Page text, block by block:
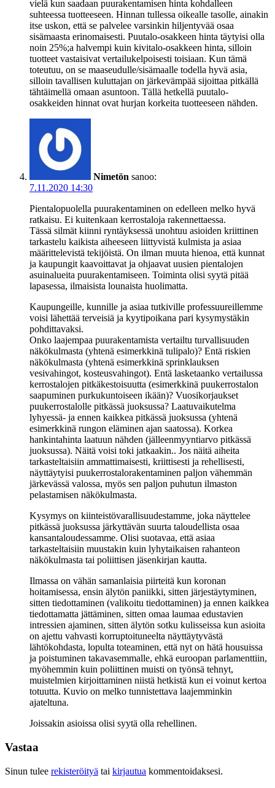
vielä kun saadaan puurakentamisen hinta kohdalleen
suhteessa tuotteeseen. Hinnan tullessa oikealle tasolle, ainakin
itse uskon, että se palvelee varsinkin hiljentyvää osaa
sisämaasta erinomaisesti. Puutalo-osakkeen hinta täytyisi olla
noin 25%;a halvempi kuin kivitalo-osakkeen hinta, silloin
tuotteet vastaisivat vertailukelpoisesti toisiaan. Kun tämä
toteutuu, on se maaseudulle/sisämaalle todella hyvä asia,
silloin tavallisen kuluttajan on järkevämpää sijoittaa pitkällä
tähtäimellä omaan asuntoon. Tällä hetkellä puutalo-
osakkeiden hinnat ovat hurjan korkeita tuotteeseen nähden.
Nimetön sanoo:
7.11.2020 14:30
Pientalopuolella puurakentaminen on edelleen melko hyvä
ratkaisu. Ei kuitenkaan kerrostaloja rakennettaessa.
Tässä silmät kiinni ryntäyksessä unohtuu asioiden kriittinen
tarkastelu kaikista aiheeseen liittyvistä kulmista ja asiaa
määrittelevistä tekijöistä. On ilman muuta hienoa, että kunnat
ja kaupungit kaavoittavat ja ohjaavat uusien pientalojen
asuinalueita puurakentamiseen. Toiminta olisi syytä pitää
lapasessa, ilmaisista lounaista huolimatta.
Kaupungeille, kunnille ja asiaa tutkiville professuureillemme
voisi lähettää terveisiä ja kyytipoikana pari kysymystäkin
pohdittavaksi.
Onko laajempaa puurakentamista vertailtu turvallisuuden
näkökulmasta (yhtenä esimerkkinä tulipalo)? Entä riskien
näkökulmasta (yhtenä esimerkkinä sprinklauksen
vesivahingot, kosteusvahingot). Entä lasketaanko vertailussa
kerrostalojen pitkäkestoisuutta (esimerkkinä puukerrostalon
saapuminen purkukuntoiseen ikään)? Vuosikorjaukset
puukerrostalolle pitkässä juoksussa? Laatuvaikutelma
lyhyessä- ja ennen kaikkea pitkässä juoksussa (yhtenä
esimerkkinä rungon eläminen ajan saatossa). Korkea
hankintahinta laatuun nähden (jälleenmyyntiarvo pitkässä
juoksussa). Näitä voisi toki jatkaakin.. Jos näitä aiheita
tarkasteltaisiin ammattimaisesti, kriittisesti ja rehellisesti,
näyttäytyisi puukerrostalorakentaminen paljon vähemmän
järkevässä valossa, myös sen paljon puhutun ilmaston
pelastamisen näkökulmasta.
Kysymys on kiinteistövarallisuudestamme, joka näyttelee
pitkässä juoksussa järkyttävän suurta taloudellista osaa
kansantaloudessamme. Olisi suotavaa, että asiaa
tarkasteltaisiin muustakin kuin lyhytaikaisen rahanteon
näkökulmasta tai poliittisen jäsenkirjan kautta.
Ilmassa on vähän samanlaisia piirteitä kun koronan
hoitamisessa, ensin älytön paniikki, sitten järjestäytyminen,
sitten tiedottaminen (valikoitu tiedottaminen) ja ennen kaikkea
tiedottamatta jättäminen, sitten omaa laumaa edustavien
intressien ajaminen, sitten älytön sotku kulisseissa kun asioita
on ajettu vahvasti korruptoituneelta näyttäytyvästä
lähtökohdasta, lopulta toteaminen, että nyt on hätä housuissa
ja poistuminen takavasemmalle, ehkä euroopan parlamenttiin,
myöhemmin kuin poliittinen muisti on työnsä tehnyt,
muistelmien kirjoittaminen niistä hetkistä kun ei voinut kertoa
totuutta. Kuvio on melko tunnistettava laajemminkin
ajateltuna.
Joissakin asioissa olisi syytä olla rehellinen.
Vastaa
Sinun tulee rekisteröityä tai kirjautua kommentoidaksesi.